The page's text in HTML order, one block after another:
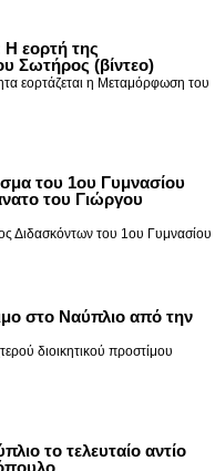
Η εορτή της
Σωτήρος (βίντεο)
εορτάζεται η Μεταμόρφωση του
του 1ου Γυμνασίου
του Γιώργου
Διδασκόντων του 1ου Γυμνασίου
στο Ναύπλιο από την
διοικητικού προστίμου
το τελευταίο αντίο